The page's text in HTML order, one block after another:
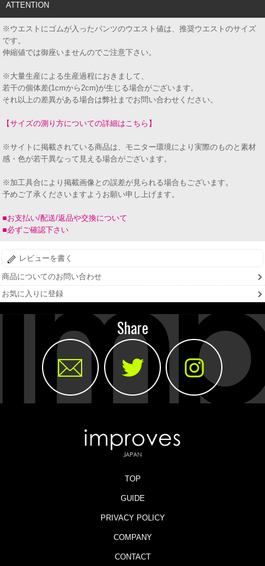
ATTENTION
※ウエストにゴムが入ったパンツのウエスト値は、推奨ウエストのサイズ
です。
伸縮値では御座いませんのでご注意下さい。
※大量生産による生産過程におきまして、
若干の個体差(1cmから2cm)が生じる場合がございます。
それ以上の差異がある場合は弊社までお問い合わせください。
【サイズの測り方についての詳細はこちら】
※サイトに掲載されている商品は、モニター環境により実際のものと素材
感・色が若干異なって見える場合がございます。
※加工具合により掲載画像との誤差が見られる場合もございます。
予めご了承くださいますようお願い申し上げます。
■お支払い/配送/返品や交換について
■必ずご確認下さい
レビューを書く
商品についてのお問い合わせ
お気に入りに登録
Share
TOP
GUIDE
PRIVACY POLICY
COMPANY
CONTACT